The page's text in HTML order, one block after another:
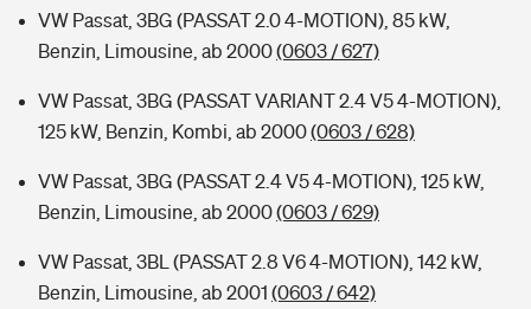
VW Passat, 3BG (PASSAT 2.0 4-MOTION), 85 kW,
Benzin, Limousine, ab 2000(0603 / 627)
VW Passat, 3BG (PASSAT VARIANT 2.4 V5 4-MOTION),
125 kW, Benzin, Kombi, ab 2000(0603 / 628)
VW Passat, 3BG (PASSAT 2.4 V5 4-MOTION), 125 kW,
Benzin, Limousine, ab 2000(0603 / 629)
VW Passat, 3BL (PASSAT 2.8 V6 4-MOTION), 142 kW,
Benzin, Limousine, ab 2001 (0603 / 642)